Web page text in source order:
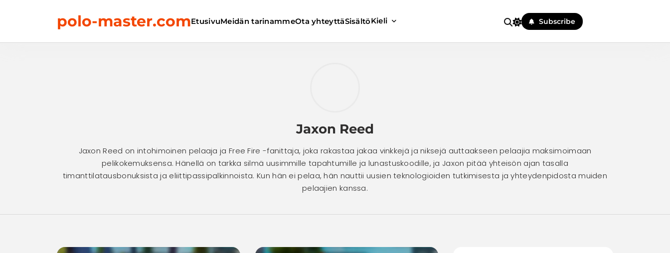
polo-master.comEtusivuMeidän tarinammeOta yhteyttäSisältöKieli Subscribe
Jaxon Reed
Jaxon Reed on intohimoinen pelaaja ja Free Fire -fanittaja, joka rakastaa jakaa vinkkejä ja niksejä auttaakseen pelaajia maksimoimaan
pelikokemuksensa. Hänellä on tarkka silmä uusimmille tapahtumille ja lunastuskoodille, ja Jaxon pitää yhteisön ajan tasalla
timanttilatausbonuksista ja eliittipassipalkinnoista. Kun hän ei pelaa, hän nauttii uusien teknologioiden tutkimisesta ja yhteydenpidosta muiden
pelaajien kanssa.